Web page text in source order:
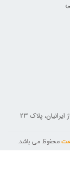
محفوظ می باشد.
پلاک 23